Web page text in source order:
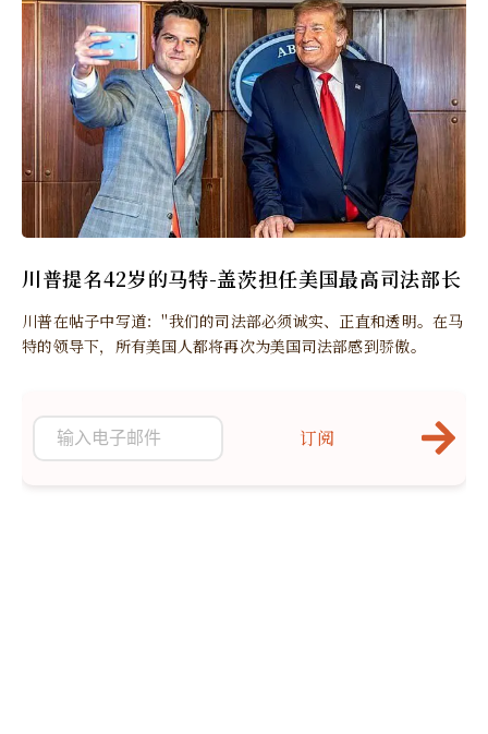
川普提名42岁的马特-盖茨担任美国最高司法部长
川普在帖子中写道："我们的司法部必须诚实、正直和透明。在马
特的领导下，所有美国人都将再次为美国司法部感到骄傲。
订阅